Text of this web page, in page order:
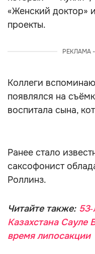
«Женский доктор»
проекты.
РЕКЛАМА
Коллеги
появлялся на
воспитала сына,
Ранее стало
саксофонист
Роллинз.
Читайте также:
Казахстана Сауле
время липосакции